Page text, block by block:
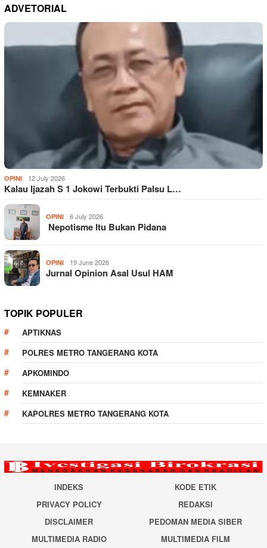
ADVETORIAL
OPINI 12 July 2026
Kalau Ijazah S 1 Jokowi Terbukti Palsu L…
OPINI 6 July 2026
Nepotisme Itu Bukan Pidana
OPINI 19 June 2026
Jurnal Opinion Asal Usul HAM
TOPIK POPULER
APTIKNAS
POLRES METRO TANGERANG KOTA
APKOMINDO
KEMNAKER
KAPOLRES METRO TANGERANG KOTA
INDEKS
KODE ETIK
PRIVACY POLICY
REDAKSI
DISCLAIMER
PEDOMAN MEDIA SIBER
MULTIMEDIA RADIO
MULTIMEDIA FILM